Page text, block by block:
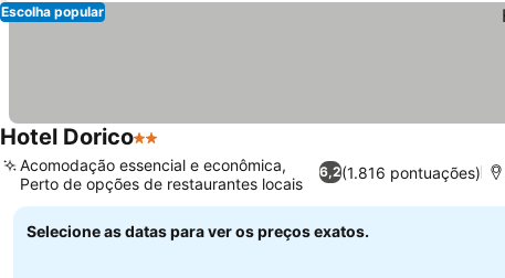
Escolha popular
Hotel Dorico2 Estrelas
6,2(1.816 pontuações)
Acomodação essencial e econômica,
Perto de opções de restaurantes locais
Selecione as datas para ver os preços exatos.